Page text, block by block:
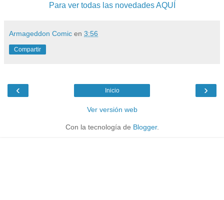
Para ver todas las novedades AQUÍ
Armageddon Comic en 3:56
Compartir
‹ ›
Inicio
Ver versión web
Con la tecnología de Blogger.